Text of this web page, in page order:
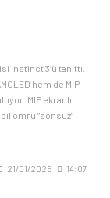
Instinct 3’ü tanıttı.
hem de MIP
MIP ekranlı
ömrü “sonsuz”
21/01/2025 14:07